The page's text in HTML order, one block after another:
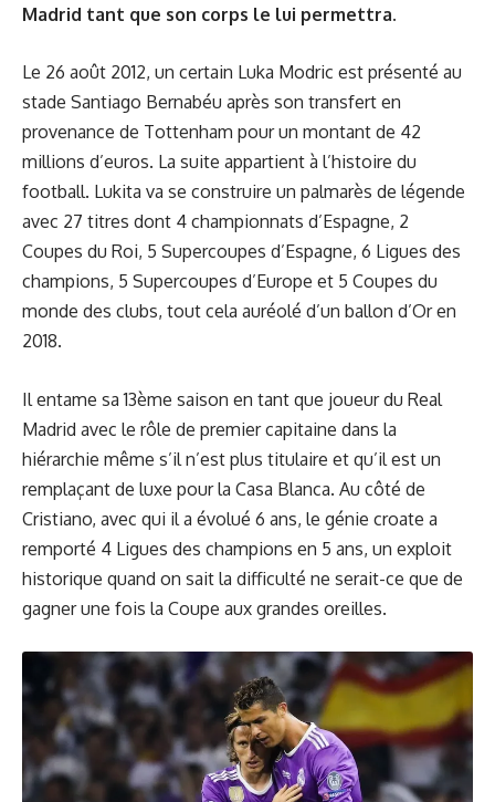
Madrid tant que son corps le lui permettra.
Le 26 août 2012, un certain Luka Modric est présenté au
stade Santiago Bernabéu après son transfert en
provenance de Tottenham pour un montant de 42
millions d’euros. La suite appartient à l’histoire du
football. Lukita va se construire un palmarès de légende
avec 27 titres dont 4 championnats d’Espagne, 2
Coupes du Roi, 5 Supercoupes d’Espagne, 6 Ligues des
champions, 5 Supercoupes d’Europe et 5 Coupes du
monde des clubs, tout cela auréolé d’un ballon d’Or en
2018.
Il entame sa 13ème saison en tant que joueur du Real
Madrid avec le rôle de premier capitaine dans la
hiérarchie même s’il n’est plus titulaire et qu’il est un
remplaçant de luxe pour la Casa Blanca. Au côté de
Cristiano, avec qui il a évolué 6 ans, le génie croate a
remporté 4 Ligues des champions en 5 ans, un exploit
historique quand on sait la difficulté ne serait-ce que de
gagner une fois la Coupe aux grandes oreilles.